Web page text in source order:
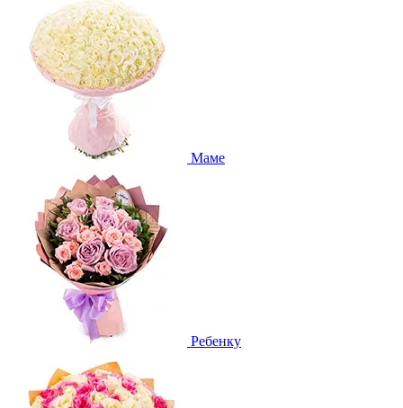
Маме
Ребенку